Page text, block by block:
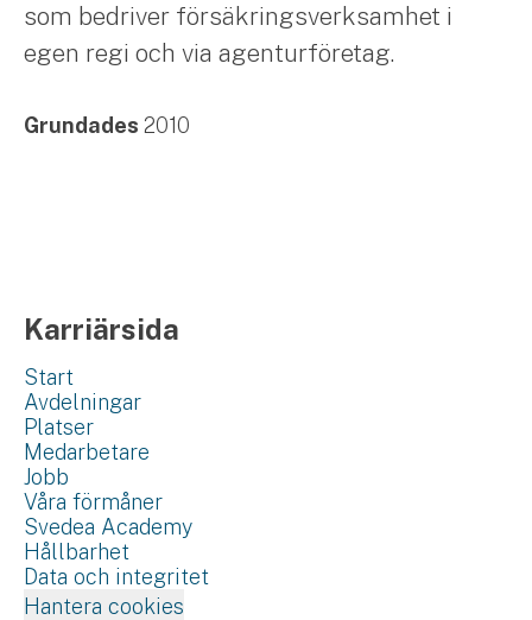
som bedriver försäkringsverksamhet i
egen regi och via agenturföretag.
Grundades 2010
Karriärsida
Start
Avdelningar
Platser
Medarbetare
Jobb
Våra förmåner
Svedea Academy
Hållbarhet
Data och integritet
Hantera cookies